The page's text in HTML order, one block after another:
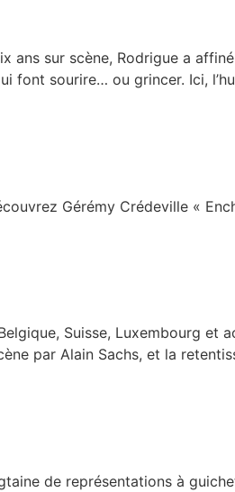
ans sur scène, Rodrigue a
font sourire… ou grincer. Ici,
Gérémy Crédeville «
Suisse, Luxembourg et
par Alain Sachs, et la
de représentations à